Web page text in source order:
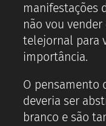
manifestações
não vou
telejornal para
importância.
O pensamento
deveria ser
branco e são